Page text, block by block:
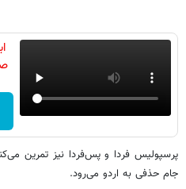
پرسپولیس فردا و پس‌فردا نیز تمرین
جام حذفی به اردو می‌رود.